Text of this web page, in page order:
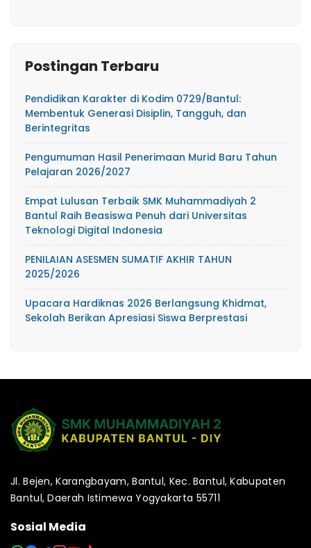
Postingan Terbaru
Pendidikan Karakter di Kodim 0729/Bantul:
Membentuk Generasi Disiplin, Tangguh, dan
Berintegritas
Pengumuman Hasil Penerimaan Murid Baru Tahun
Pelajaran 2026/2027
Empat Lulusan Terbaik SMK Muhammadiyah 2
Bantul Raih Beasiswa Penuh dari Universitas
Teknologi Digital Indonesia
PENILAIAN ASESMEN SUMATIF AKHIR TAHUN
2025/2026
Upacara Hardiknas 2026 Berlangsung Khidmat,
Sekolah Berikan Apresiasi Siswa Berprestasi
Jl. Bejen, Karangbayam, Bantul, Kec. Bantul, Kabupaten
Bantul, Daerah Istimewa Yogyakarta 55711
Sosial Media